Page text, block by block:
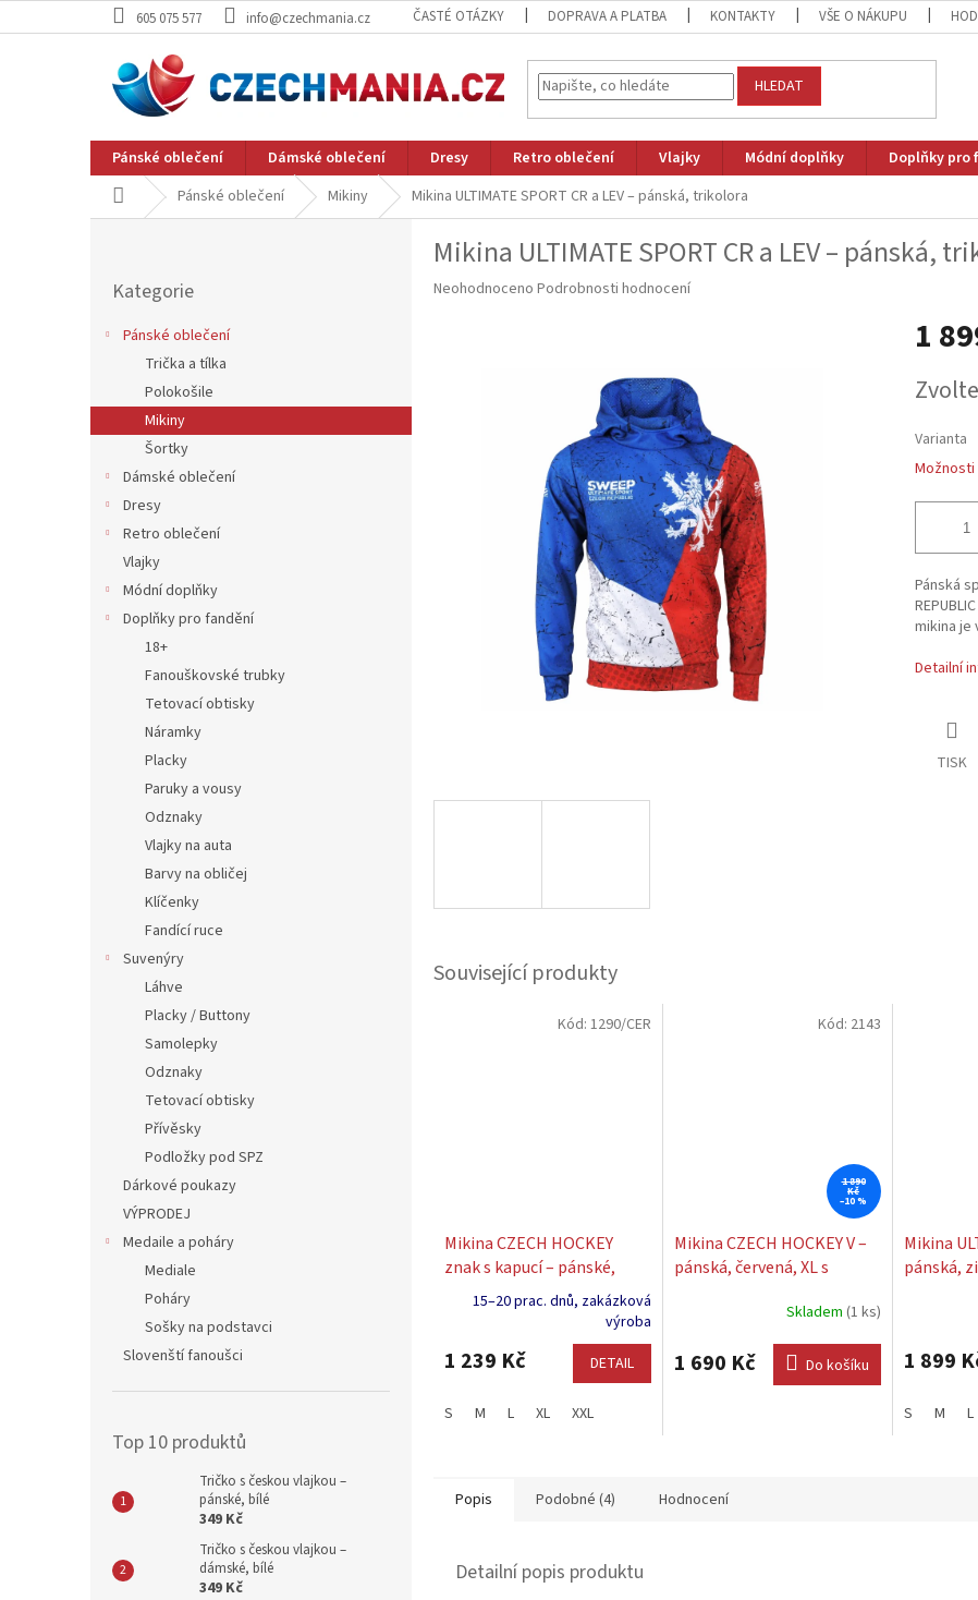
na
605 075 577 info@czechmania.cz ČASTÉ OTÁZKY DOPRAVA A PLATBA KONTAKTY VŠE O NÁKUPU
HLEDAT
Pánské oblečení Dámské oblečení Dresy Retro oblečení Vlajky Módní doplňky Doplňky pro
Domů Pánské oblečení Mikiny Mikina ULTIMATE SPORT CR a LEV – pánská, trikolora
kategorie
Kategorie
Pánské oblečení
Trička a tílka
Polokošile
Mikiny
Šortky
Dámské oblečení
Dresy
Retro oblečení
Vlajky
Módní doplňky
Doplňky pro fandění
18+
Fanouškovské trubky
Tetovací obtisky
Náramky
Placky
Paruky a vousy
Odznaky
Vlajky na auta
Barvy na obličej
Klíčenky
Fandící ruce
Suvenýry
Láhve
Placky / Buttony
Samolepky
Odznaky
Tetovací obtisky
Přívěsky
Podložky pod SPZ
Dárkové poukazy
VÝPRODEJ
Medaile a poháry
Mediale
Poháry
Sošky na podstavci
Slovenští fanoušci
Top 10 produktů
Tričko s českou vlajkou –
pánské, bílé
349 Kč
Tričko s českou vlajkou –
dámské, bílé
349 Kč
Mikina ULTIMATE SPORT CR a LEV – pánská,
Průměrné
Neohodnoceno Podrobnosti hodnocení
1
cena:
Varianta
Pánská
mikina je
Detailní
TISK
Související produkty
Mikina CZECH HOCKEY
znak s kapucí – pánské,
červené
15–20 prac. dnů, zakázková
výroba
1 239 Kč DETAIL
S M L XL XXL
Kód: 1290/CER
1 890
Kč
–10 %
Mikina CZECH HOCKEY V –
pánská, červená, XL s
Skladem (1 ks)
1 690 Kč Do košíku
Kód: 2143
Mikina
pánská,
1 899
S M L
Popis Podobné (4) Hodnocení
Detailní popis produktu